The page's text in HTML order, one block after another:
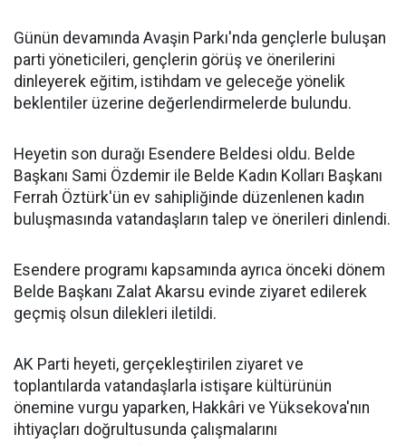
Günün devamında Avaşin Parkı'nda gençlerle buluşan
parti yöneticileri, gençlerin görüş ve önerilerini
dinleyerek eğitim, istihdam ve geleceğe yönelik
beklentiler üzerine değerlendirmelerde bulundu.
Heyetin son durağı Esendere Beldesi oldu. Belde
Başkanı Sami Özdemir ile Belde Kadın Kolları Başkanı
Ferrah Öztürk'ün ev sahipliğinde düzenlenen kadın
buluşmasında vatandaşların talep ve önerileri dinlendi.
Esendere programı kapsamında ayrıca önceki dönem
Belde Başkanı Zalat Akarsu evinde ziyaret edilerek
geçmiş olsun dilekleri iletildi.
AK Parti heyeti, gerçekleştirilen ziyaret ve
toplantılarda vatandaşlarla istişare kültürünün
önemine vurgu yaparken, Hakkâri ve Yüksekova'nın
ihtiyaçları doğrultusunda çalışmalarını